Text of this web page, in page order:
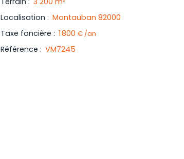
Localisation : Montauban 82000
Taxe foncière : 1 800 € /an
Référence : VM7245